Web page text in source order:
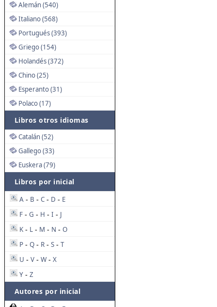
Alemán (540)
Italiano (568)
Portugués (393)
Griego (154)
Holandés (372)
Chino (25)
Esperanto (31)
Polaco (17)
Libros otros idiomas
Catalán (52)
Gallego (33)
Euskera (79)
Libros por inicial
A - B - C - D - E
F - G - H - I - J
K - L - M - N - O
P - Q - R - S - T
U - V - W - X
Y - Z
Autores por inicial